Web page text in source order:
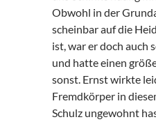
Obwohl in der
scheinbar auf die
ist, war er doch auch
und hatte einen
sonst. Ernst wirkte
Fremdkörper in
Schulz ungewohnt